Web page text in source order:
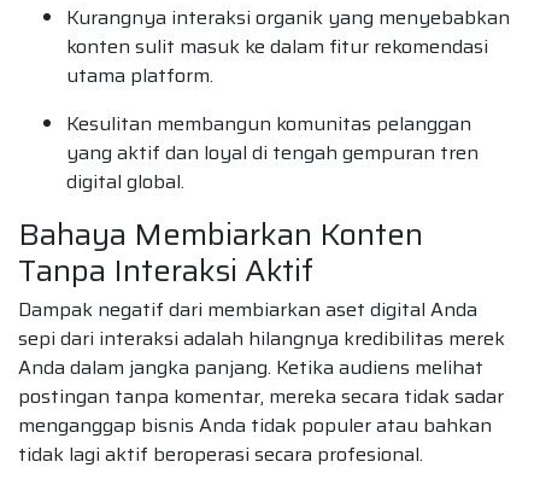
Kurangnya interaksi organik yang menyebabkan
konten sulit masuk ke dalam fitur rekomendasi
utama platform.
Kesulitan membangun komunitas pelanggan
yang aktif dan loyal di tengah gempuran tren
digital global.
Bahaya Membiarkan Konten
Tanpa Interaksi Aktif
Dampak negatif dari membiarkan aset digital Anda
sepi dari interaksi adalah hilangnya kredibilitas merek
Anda dalam jangka panjang. Ketika audiens melihat
postingan tanpa komentar, mereka secara tidak sadar
menganggap bisnis Anda tidak populer atau bahkan
tidak lagi aktif beroperasi secara profesional.